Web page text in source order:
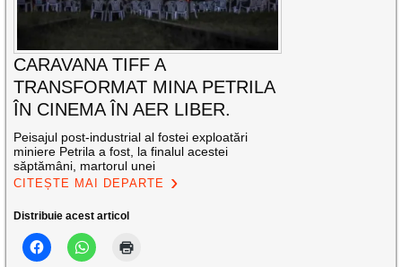
CARAVANA TIFF A
TRANSFORMAT MINA PETRILA
ÎN CINEMA ÎN AER LIBER.
Peisajul post-industrial al fostei exploatări
miniere Petrila a fost, la finalul acestei
săptămâni, martorul unei
CITEȘTE MAI DEPARTE
Distribuie acest articol